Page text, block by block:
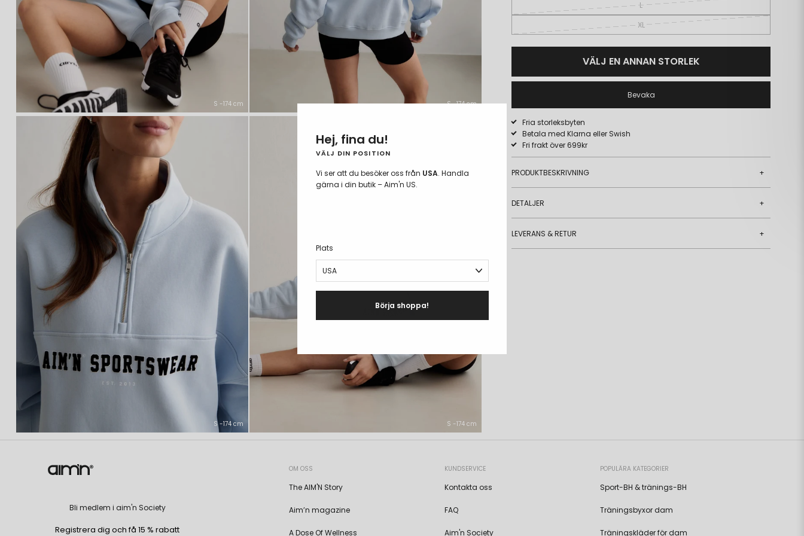
S -174 cm S -174 cm
S -174 cm S -174 cm
L
XL
VÄLJ EN ANNAN STORLEK
Bevaka
Fria storleksbyten
Betala med Klarna eller Swish
Fri frakt över 699kr
PRODUKTBESKRIVNING +
DETALJER +
LEVERANS & RETUR +
Bli medlem i aim'n Society
Registrera dig och få 15 % rabatt
OM OSS
The AIM'N Story
Aim’n magazine
A Dose Of Wellness
KUNDSERVICE
Kontakta oss
FAQ
Aim'n Society
POPULÄRA KATEGORIER
Sport-BH & tränings-BH
Träningsbyxor dam
Träningskläder för dam
Hej, fina du!
VÄLJ DIN POSITION
Vi ser att du besöker oss från USA. Handla
gärna i din butik – Aim'n US.
Plats
Börja shoppa!